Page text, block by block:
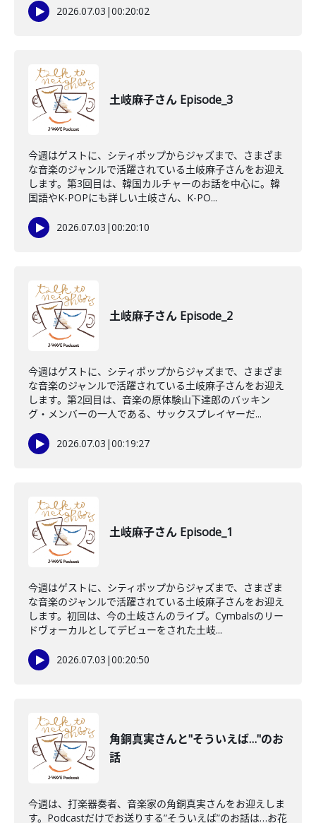
2026.07.03 |00:20:02
土岐麻子さん Episode_3
今週はゲストに、シティポップからジャズまで、さまざま
な音楽のジャンルで活躍されている土岐麻子さんをお迎え
します。第3回目は、韓国カルチャーのお話を中心に。韓
国語やK-POPにも詳しい土岐さん、K-PO...
2026.07.03 |00:20:10
土岐麻子さん Episode_2
今週はゲストに、シティポップからジャズまで、さまざま
な音楽のジャンルで活躍されている土岐麻子さんをお迎え
します。第2回目は、音楽の原体験山下達郎のバッキン
グ・メンバーの一人である、サックスプレイヤーだ...
2026.07.03 |00:19:27
土岐麻子さん Episode_1
今週はゲストに、シティポップからジャズまで、さまざま
な音楽のジャンルで活躍されている土岐麻子さんをお迎え
します。初回は、今の土岐さんのライブ。Cymbalsのリー
ドヴォーカルとしてデビューをされた土岐...
2026.07.03 |00:20:50
角銅真実さんと"そういえば…"のお
話
今週は、打楽器奏者、音楽家の角銅真実さんをお迎えしま
す。Podcastだけでお送りする”そういえば”のお話は…お花